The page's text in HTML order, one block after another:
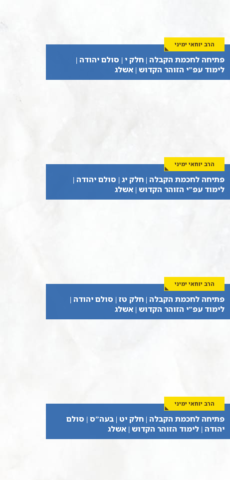
הרב יוחאי ימיני
פתיחה לחכמת הקבלה | חלק י | סולם יהודה |
לימוד עפ”י הזוהר הקדוש | אשלג
הרב יוחאי ימיני
פתיחה לחכמת הקבלה | חלק יג | סולם יהודה |
לימוד עפ”י הזוהר הקדוש | אשלג
הרב יוחאי ימיני
פתיחה לחכמת הקבלה | חלק טז | סולם יהודה |
לימוד עפ”י הזוהר הקדוש | אשלג
הרב יוחאי ימיני
פתיחה לחכמת הקבלה | חלק יט | בעה”ס | סולם
יהודה | לימוד הזוהר הקדוש | אשלג